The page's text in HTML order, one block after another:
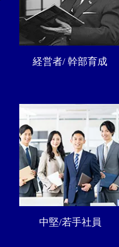
経営者/ 幹部育成
中堅/若手社員